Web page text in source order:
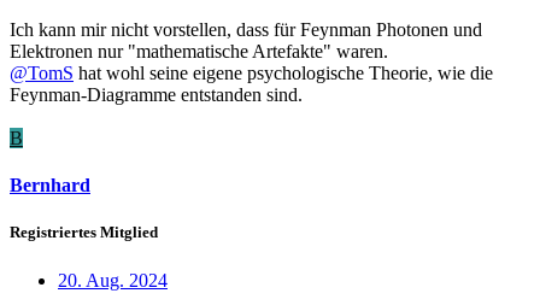
Ich kann mir nicht vorstellen, dass für Feynman Photonen und
Elektronen nur "mathematische Artefakte" waren.
@TomS hat wohl seine eigene psychologische Theorie, wie die
Feynman-Diagramme entstanden sind.
B
Bernhard
Registriertes Mitglied
20. Aug. 2024